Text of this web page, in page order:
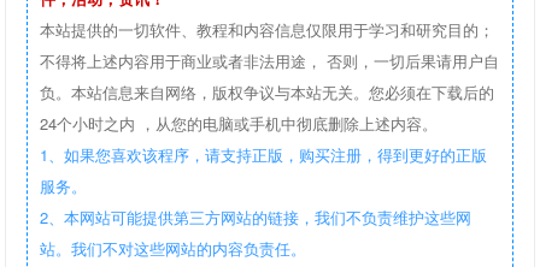
本站提供的一切软件、教程和内容信息仅限用于学习和研究目的；
不得将上述内容用于商业或者非法用途， 否则，一切后果请用户自
负。本站信息来自网络，版权争议与本站无关。您必须在下载后的
24个小时之内 ，从您的电脑或手机中彻底删除上述内容。
1、如果您喜欢该程序，请支持正版，购买注册，得到更好的正版
服务。
2、本网站可能提供第三方网站的链接，我们不负责维护这些网
站。我们不对这些网站的内容负责任。